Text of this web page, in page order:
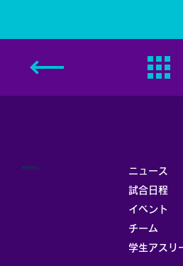
ニュース
試合日程
イベント
チーム
学生アスリ
MENU